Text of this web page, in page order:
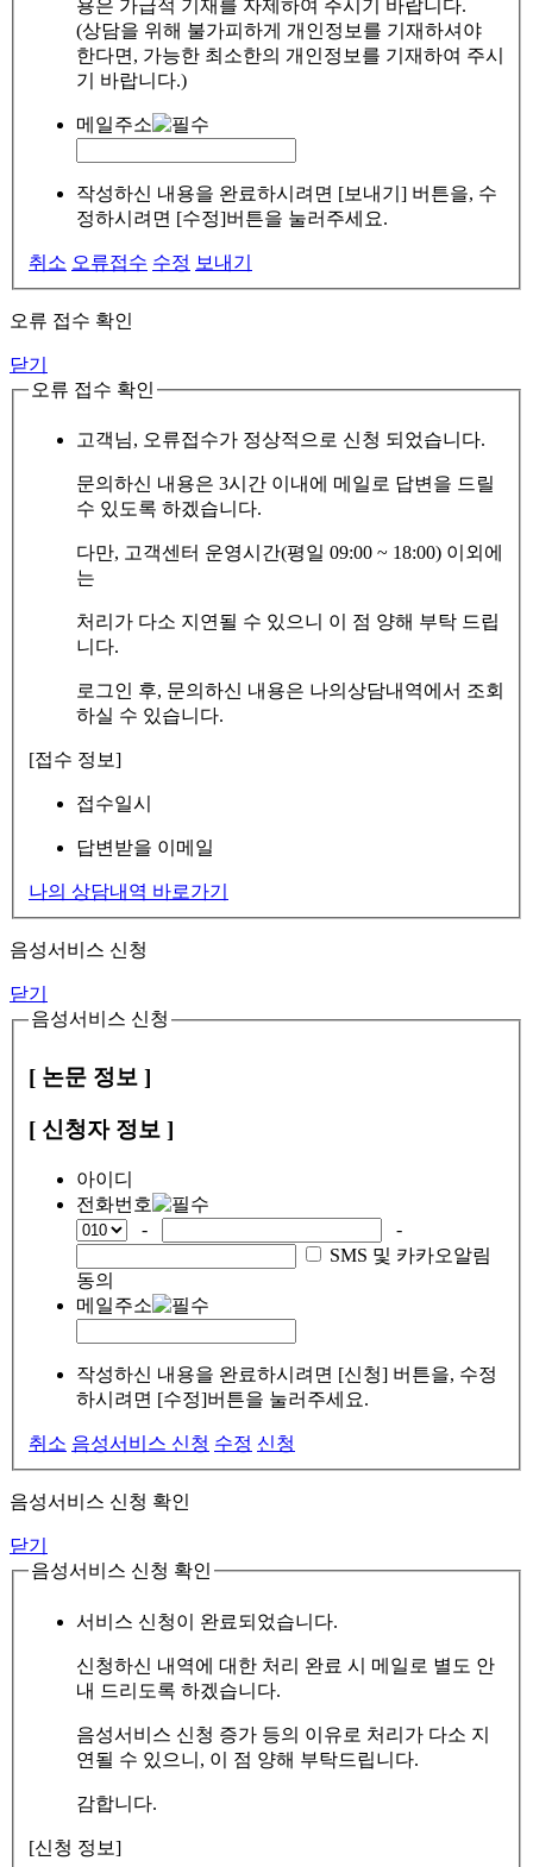
용은 가급적 기재를 자제하여 주시기 바랍니다.
(상담을 위해 불가피하게 개인정보를 기재하셔야
한다면, 가능한 최소한의 개인정보를 기재하여 주시
기 바랍니다.)
메일주소
작성하신 내용을 완료하시려면 [보내기] 버튼을, 수
정하시려면 [수정]버튼을 눌러주세요.
취소 오류접수 수정 보내기
오류 접수 확인
닫기
오류 접수 확인
고객님, 오류접수가 정상적으로 신청 되었습니다.
문의하신 내용은 3시간 이내에 메일로 답변을 드릴
수 있도록 하겠습니다.
다만, 고객센터 운영시간(평일 09:00 ~ 18:00) 이외에
는
처리가 다소 지연될 수 있으니 이 점 양해 부탁 드립
니다.
로그인 후, 문의하신 내용은 나의상담내역에서 조회
하실 수 있습니다.
[접수 정보]
접수일시
답변받을 이메일
나의 상담내역 바로가기
음성서비스 신청
닫기
음성서비스 신청
[ 논문 정보 ]
[ 신청자 정보 ]
아이디
전화번호
-
-
SMS 및 카카오알림
동의
메일주소
작성하신 내용을 완료하시려면 [신청] 버튼을, 수정
하시려면 [수정]버튼을 눌러주세요.
취소 음성서비스 신청 수정 신청
음성서비스 신청 확인
닫기
음성서비스 신청 확인
서비스 신청이 완료되었습니다.
신청하신 내역에 대한 처리 완료 시 메일로 별도 안
내 드리도록 하겠습니다.
음성서비스 신청 증가 등의 이유로 처리가 다소 지
연될 수 있으니, 이 점 양해 부탁드립니다.
감합니다.
[신청 정보]